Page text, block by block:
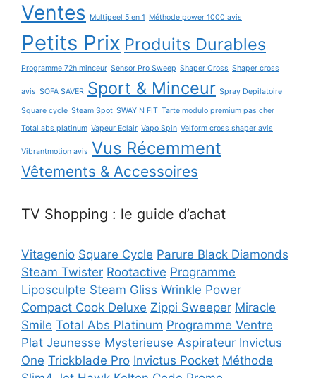
Ventes Multipeel 5 en 1 Méthode power 1000 avis
Petits Prix Produits Durables
Programme 72h minceur Sensor Pro Sweep Shaper Cross Shaper cross
avis SOFA SAVER Sport & Minceur Spray Depilatoire
Square cycle Steam Spot SWAY N FIT Tarte modulo premium pas cher
Total abs platinum Vapeur Eclair Vapo Spin Velform cross shaper avis
Vibrantmotion avis Vus Récemment
Vêtements & Accessoires
TV Shopping : le guide d’achat
Vitagenio Square Cycle Parure Black Diamonds
Steam Twister Rootactive Programme
Liposculpte Steam Gliss Wrinkle Power
Compact Cook Deluxe Zippi Sweeper Miracle
Smile Total Abs Platinum Programme Ventre
Plat Jeunesse Mysterieuse Aspirateur Invictus
One Trickblade Pro Invictus Pocket Méthode